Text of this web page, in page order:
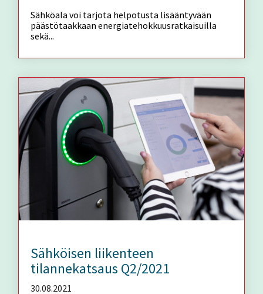
Sähköala voi tarjota helpotusta lisääntyvään
päästötaakkaan energiatehokkuusratkaisuilla
sekä...
Sähköisen liikenteen
tilannekatsaus Q2/2021
30.08.2021